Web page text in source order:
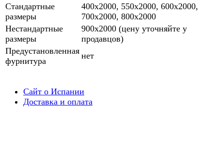
Стандартные
размеры
400х2000, 550х2000, 600х2000,
700х2000, 800х2000
Нестандартные
размеры
900х2000 (цену уточняйте у
продавцов)
Предустановленная
фурнитура
нет
Сайт о Испании
Доставка и оплата